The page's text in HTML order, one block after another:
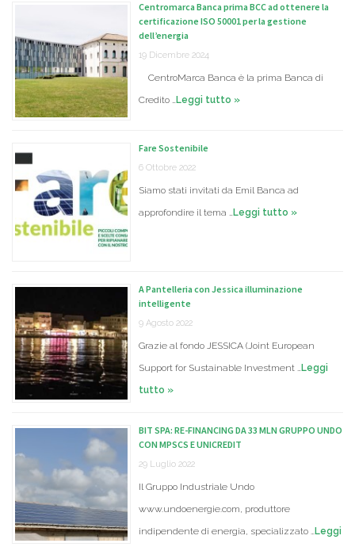
Centromarca Banca prima BCC ad ottenere la
certificazione ISO 50001 per la gestione
dell’energia
19 Dicembre 2024
CentroMarca Banca è la prima Banca di
Credito …Leggi tutto »
Fare Sostenibile
6 Ottobre 2022
Siamo stati invitati da Emil Banca ad
approfondire il tema …Leggi tutto »
A Pantelleria con Jessica illuminazione
intelligente
9 Agosto 2022
Grazie al fondo JESSICA (Joint European
Support for Sustainable Investment …Leggi
tutto »
BIT SPA: RE-FINANCING DA 33 MLN GRUPPO UNDO
CON MPSCS E UNICREDIT
29 Luglio 2022
Il Gruppo Industriale Undo
www.undoenergie.com, produttore
indipendente di energia, specializzato …Leggi